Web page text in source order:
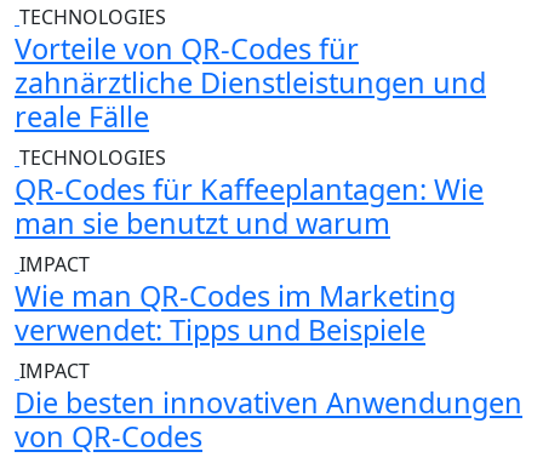
TECHNOLOGIES
Vorteile von QR-Codes für
zahnärztliche Dienstleistungen und
reale Fälle
TECHNOLOGIES
QR-Codes für Kaffeeplantagen: Wie
man sie benutzt und warum
IMPACT
Wie man QR-Codes im Marketing
verwendet: Tipps und Beispiele
IMPACT
Die besten innovativen Anwendungen
von QR-Codes